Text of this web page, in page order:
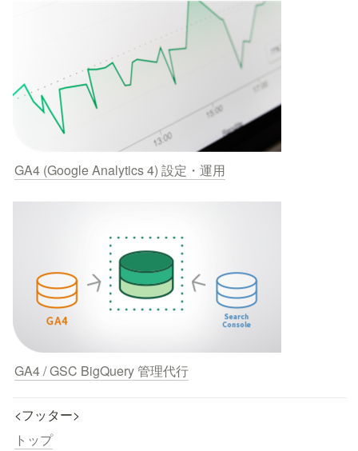
GA4 (Google Analytics 4) 設定・運用
GA4 / GSC BigQuery 管理代行
<フッター>
トップ